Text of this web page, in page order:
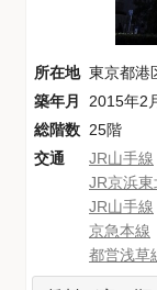
所在地 東京都港
築年月
2015年2
総階数 25階
交通
JR山手線
JR京浜東
JR山手線
京急本線
都営浅草